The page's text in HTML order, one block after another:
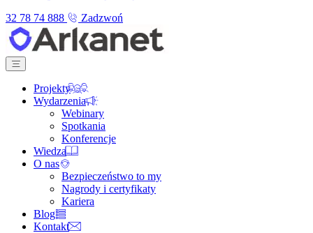
32 78 74 888
Zadzwoń
Projekty
Wydarzenia
Webinary
Spotkania
Konferencje
Wiedza
O nas
Bezpieczeństwo to my
Nagrody i certyfikaty
Kariera
Blog
Kontakt